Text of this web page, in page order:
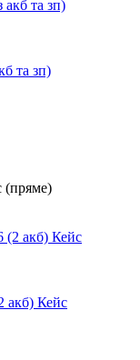
та зп)
(пряме)
акб) Кейс